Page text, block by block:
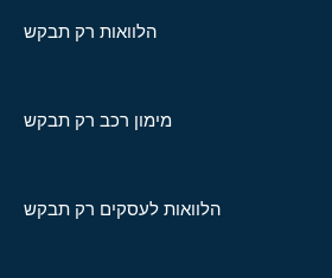
הלוואות רק תבקש
מימון רכב רק תבקש
הלוואות לעסקים רק תבקש